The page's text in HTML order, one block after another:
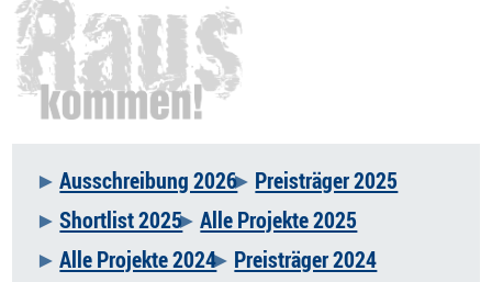
Navigation
überspringen
Ausschreibung 2026
Preisträger 2025
Shortlist 2025 Alle Projekte 2025
Alle Projekte 2024
Preisträger 2024